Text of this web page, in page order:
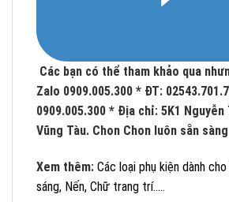
Các bạn có thể tham khảo qua
Zalo 0909.005.300 * ĐT:
0909.005.300 * Địa chỉ: 5K1 Nguyễn
Vũng Tàu. Chon Chon luôn sẵn
Xem thêm: Các loại phụ kiện dành
sáng, Nến, Chữ trang trí.....